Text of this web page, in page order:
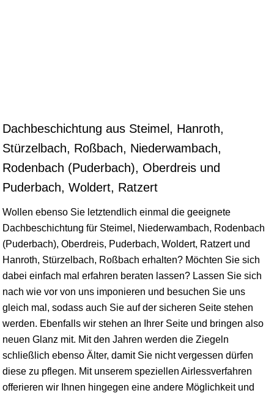
Dachbeschichtung aus Steimel, Hanroth,
Stürzelbach, Roßbach, Niederwambach,
Rodenbach (Puderbach), Oberdreis und
Puderbach, Woldert, Ratzert
Wollen ebenso Sie letztendlich einmal die geeignete
Dachbeschichtung für Steimel, Niederwambach, Rodenbach
(Puderbach), Oberdreis, Puderbach, Woldert, Ratzert und
Hanroth, Stürzelbach, Roßbach erhalten? Möchten Sie sich
dabei einfach mal erfahren beraten lassen? Lassen Sie sich
nach wie vor von uns imponieren und besuchen Sie uns
gleich mal, sodass auch Sie auf der sicheren Seite stehen
werden. Ebenfalls wir stehen an Ihrer Seite und bringen also
neuen Glanz mit. Mit den Jahren werden die Ziegeln
schließlich ebenso Älter, damit Sie nicht vergessen dürfen
diese zu pflegen. Mit unserem speziellen Airlessverfahren
offerieren wir Ihnen hingegen eine andere Möglichkeit und